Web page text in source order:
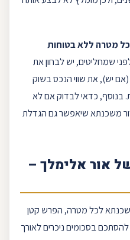
מטרה ללא בטוחות
שמחליטים, יש לבחון את
יש), את שווי הנכס בשוק
בנוסף, כדאי לבדוק אם לא
משכנתאשיאפשר גם הגדלת
אור אלימלך –
לכל מטרה, הפרש קטן
בסכומים ניכרים לאורך